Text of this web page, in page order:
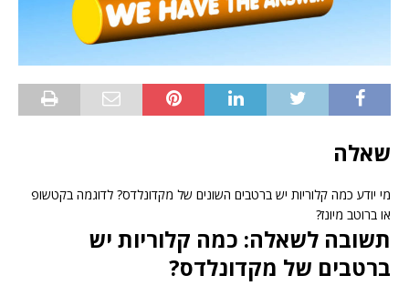
שאלה
מי יודע כמה קלוריות יש ברטבים השונים של מקדונלדס? לדוגמה בקטשופ
או ברוטב מיונז?
תשובה לשאלה: כמה קלוריות יש
ברטבים של מקדונלדס?